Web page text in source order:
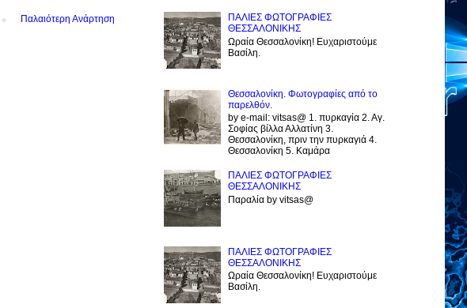
Παλαιότερη Ανάρτηση
ΠΑΛΙΕΣ ΦΩΤΟΓΡΑΦΙΕΣ
ΘΕΣΣΑΛΟΝΙΚΗΣ
Ωραία Θεσσαλονίκη! Ευχαριστούμε
Βασίλη.
Θεσσαλονίκη. Φωτογραφίες από το
παρελθόν.
by e-mail: vitsas@ 1. πυρκαγία 2. Αγ.
Σοφίας βίλλα Αλλατίνη 3.
Θεσσαλονίκη, πριν την πυρκαγιά 4.
Θεσσαλονίκη 5. Καμάρα
ΠΑΛΙΕΣ ΦΩΤΟΓΡΑΦΙΕΣ
ΘΕΣΣΑΛΟΝΙΚΗΣ
Παραλία by vitsas@
ΠΑΛΙΕΣ ΦΩΤΟΓΡΑΦΙΕΣ
ΘΕΣΣΑΛΟΝΙΚΗΣ
Ωραία Θεσσαλονίκη! Ευχαριστούμε
Βασίλη.